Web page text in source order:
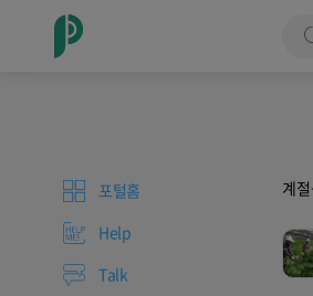
포털홈
Help
Talk
계